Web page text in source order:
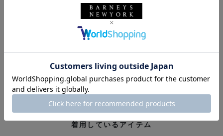
BARNEYS NEW YORK バーニーズ ニューヨーク セットアップ
ブーツ 革小物 バーニーズ ニューヨーク銀座本店 ウィメンズウェア
ステラ マッカートニー STELLA McCARTNEY ベスト
着用しているアイテム